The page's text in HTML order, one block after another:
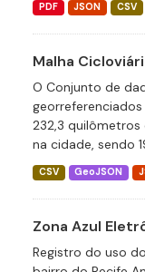
PDF JSON CSV
Malha
O Conjunto de
232,3
na cidade, sendo
CSV GeoJSON
Zona Azul
Registro do uso